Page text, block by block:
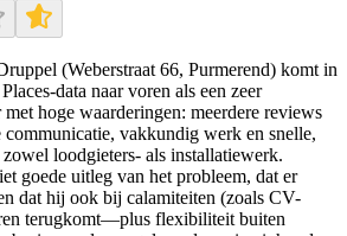
(Weberstraat 66, Purmerend) komt in
data naar voren als een zeer
hoge waarderingen: meerdere reviews
vakkundig werk en snelle,
loodgieters- als installatiewerk.
goede uitleg van het probleem, dat er
dat hij ook bij calamiteiten (zoals CV-
terugkomt—plus flexibiliteit buiten